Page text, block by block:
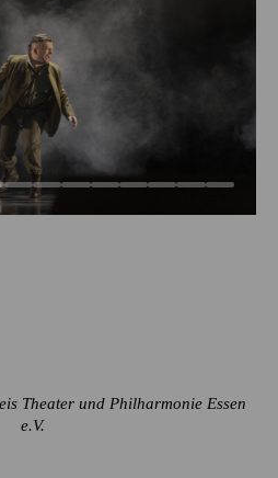
Theater und Philharmonie Essen
e.V.